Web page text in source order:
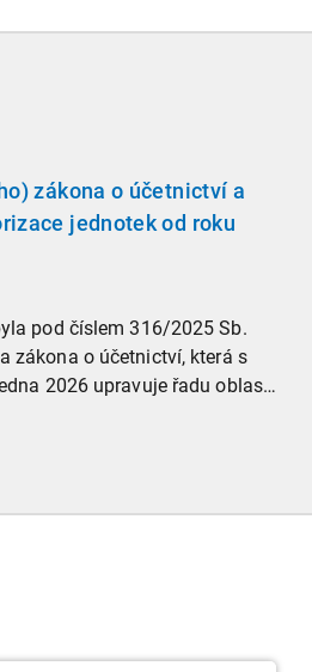
zákona o účetnictví a
jednotek od roku
pod číslem 316/2025 Sb.
zákona o účetnictví, která s
2026 upravuje řadu oblastí
nyní, s účinností od 3. září
zvýšená kritéria pro zařazení